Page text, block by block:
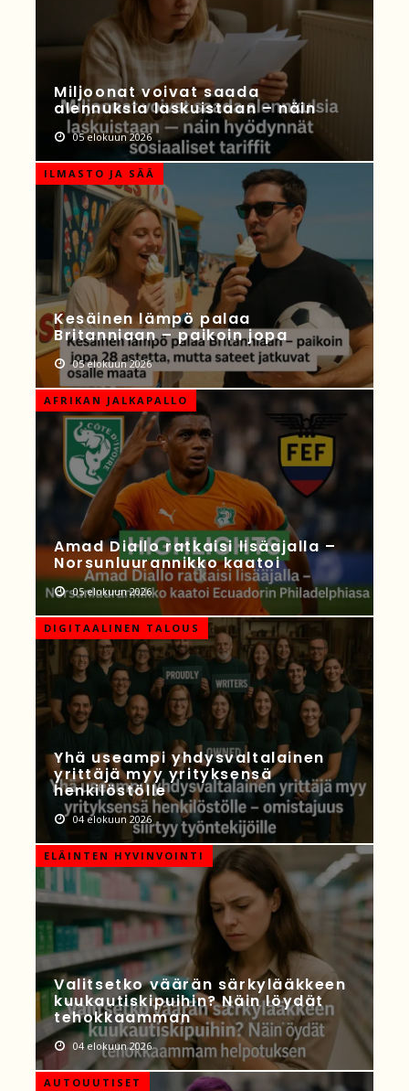
Miljoonat voivat saada
alennuksia laskuistaan – näin
05 elokuun 2026
ILMASTO JA SÄÄ
Kesäinen lämpö palaa
Britanniaan – paikoin jopa
05 elokuun 2026
AFRIKAN JALKAPALLO
Amad Diallo ratkaisi lisäajalla –
Norsunluurannikko kaatoi
05 elokuun 2026
DIGITAALINEN TALOUS
Yhä useampi yhdysvaltalainen
yrittäjä myy yrityksensä
henkilöstölle
04 elokuun 2026
ELÄINTEN HYVINVOINTI
Valitsetko väärän särkylääkkeen
kuukautiskipuihin? Näin löydät
tehokkaamman
04 elokuun 2026
AUTOUUTISET